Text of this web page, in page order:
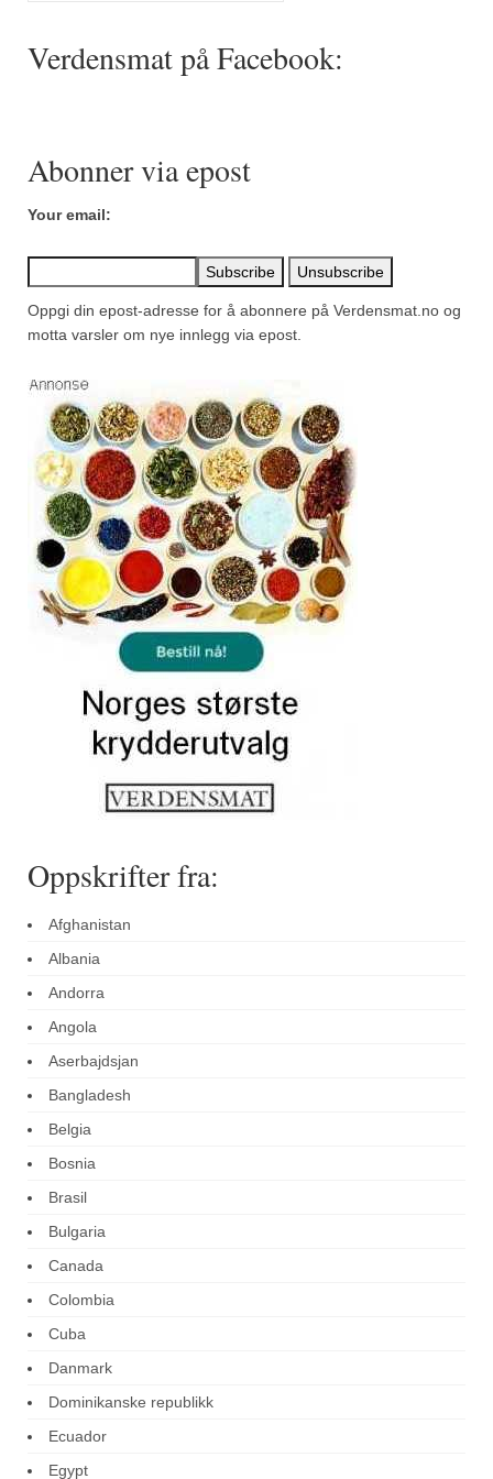
Mirepoix
Paprikapulver, pikant
Piment d’Espelette
Purreløk (tørket)
Rosépepper
Salvie
Sar (bønneurt)
Selleriblader
Smaken av skog
Tapaskrydder
Tomatflak
Om oss
Nettbutikk
Verdensmat på Facebook:
Abonner via epost
Your email:
Oppgi din epost-adresse for å abonnere på Verdensmat.no og
motta varsler om nye innlegg via epost.
Oppskrifter fra:
Afghanistan
Albania
Andorra
Angola
Aserbajdsjan
Bangladesh
Belgia
Bosnia
Brasil
Bulgaria
Canada
Colombia
Cuba
Danmark
Dominikanske republikk
Ecuador
Egypt